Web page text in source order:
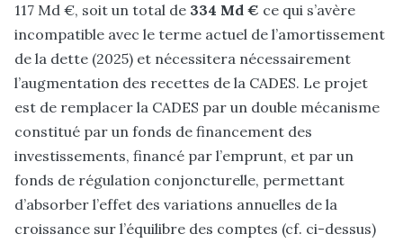
117 Md €, soit un total de 334 Md € ce qui s’avère
incompatible avec le terme actuel de l’amortissement
de la dette (2025) et nécessitera nécessairement
l’augmentation des recettes de la CADES. Le projet
est de remplacer la CADES par un double mécanisme
constitué par un fonds de financement des
investissements, financé par l’emprunt, et par un
fonds de régulation conjoncturelle, permettant
d’absorber l’effet des variations annuelles de la
croissance sur l’équilibre des comptes (cf. ci-dessus)